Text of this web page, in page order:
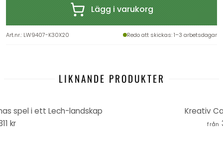
Lägg i varukorg
Art.nr.: LW9407-K30X20 Redo att skickas: 1–3 arbetsdagar
LIKNANDE PRODUKTER
spel i ett Lech-landskap
kr
Kreativ
från